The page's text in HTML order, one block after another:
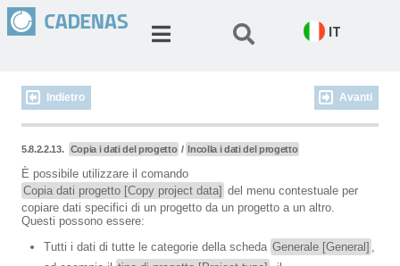
IT
Indietro Avanti
5.8.2.2.13. Copia i dati del progetto / Incolla i dati del progetto
È possibile utilizzare il comando
Copia dati progetto [Copy project data] del menu contestuale per
copiare dati specifici di un progetto da un progetto a un altro.
Questi possono essere:
Tutti i dati di tutte le categorie della scheda Generale [General] ,